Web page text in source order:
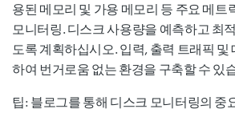
용된 메모리 및 가용 메모리 등 주요 메트
모니터링. 디스크 사용량을 예측하고 최
도록 계획하십시오. 입력, 출력 트래픽 및
하여 번거로움 없는 환경을 구축할 수 있
팁: 블로그를 통해 디스크 모니터링의 중